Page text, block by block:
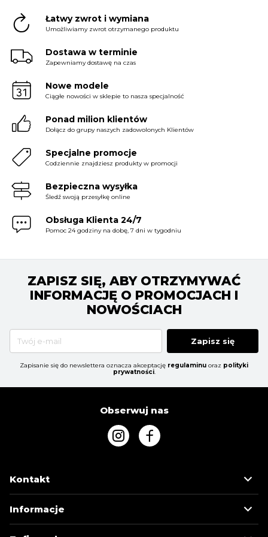
Łatwy zwrot i wymiana
Umożliwiamy zwrot otrzymanego produktu
Dostawa w terminie
Zapewniamy dostawę na czas
Nowe modele
Ciągłe nowości w sklepie to nasza specjalność
Ponad milion klientów
Dołącz do grupy naszych zadowolonych Klientów
Specjalne promocje
Codziennie znajdziesz produkty w promocji
Bezpieczna wysyłka
Śledź swoją przesyłkę online
Obsługa Klienta 24/7
Pomoc 24 godziny na dobę, 7 dni w tygodniu
ZAPISZ SIĘ, ABY OTRZYMYWAĆ
INFORMACJĘ O PROMOCJACH I
NOWOŚCIACH
Zapisz się
Zapisanie się do newslettera oznacza akceptację regulaminu oraz polityki
prywatności.
Obserwuj nas
Kontakt
Informacje